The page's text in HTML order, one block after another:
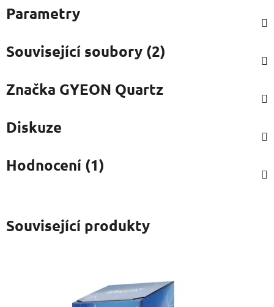
Parametry
Související soubory (2)
Značka GYEON Quartz
Diskuze
Hodnocení (1)
Související produkty